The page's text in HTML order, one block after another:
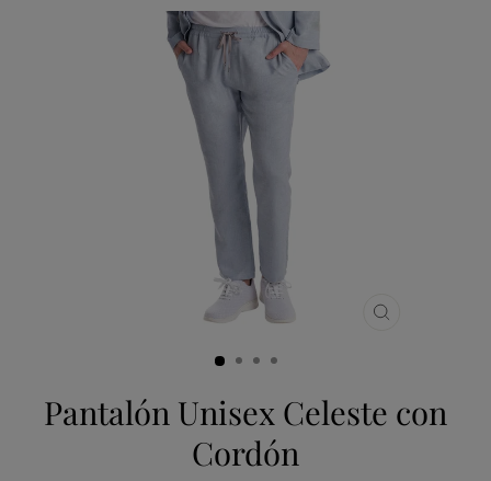
Pantalón Unisex Celeste con
Cordón